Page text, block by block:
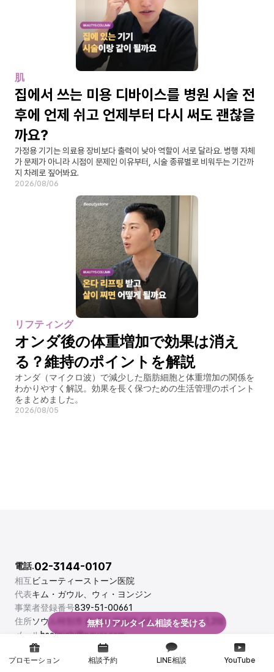
肌
집에서 쓰는 미용 디바이스를 병원 시술 전
후에 언제 쉬고 언제부터 다시 써도 괜찮을
까요?
가정용 기기는 의료용 장비보다 출력이 낮아 역할이 서로 달라요. 병행 자체
가 문제가 아니라 시점이 문제인 이유부터, 시술 종류별로 비워두는 기간까
지 차례로 짚어봐요.
2026/08/06
リフティング
オンダ後の体重増加で効果は消え
る？維持のポイントを解説
オンダ（マイクロ波）で減少した脂肪細胞と体重増加の関係を
わかりやすく解説。効果を長く保つための生活管理のポイント
をまとめました。
2026/08/05
相互ビューティーストーン医院
代表キム・ガウル、ウィ・ヨンジン
事業者登録番号839-51-00661
住所ソウル特別市 麻浦区 楊花路 45 メセナポリス1,2階
メール bsclinichj@naver.com
診療時間
月-金: 10:30-20:30 土/日/祝日: 10:30-17:00
電話.02-3144-0107
プロモーション 相談予約 LINE相談 YouTube
無料リアルタイム相談を受ける